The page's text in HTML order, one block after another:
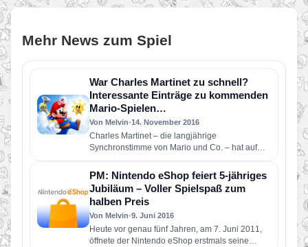
Mehr News zum Spiel
War Charles Martinet zu schnell?
Interessante Einträge zu kommenden
Mario-Spielen…
Von Melvin•14. November 2016
Charles Martinet – die langjährige
Synchronstimme von Mario und Co. – hat auf
seiner IMDB-Seite einige interessante Projekt…
PM: Nintendo eShop feiert 5-jähriges
Jubiläum – Voller Spielspaß zum
halben Preis
Von Melvin•9. Juni 2016
Heute vor genau fünf Jahren, am 7. Juni 2011,
öffnete der Nintendo eShop erstmals seine